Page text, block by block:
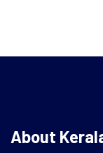
About